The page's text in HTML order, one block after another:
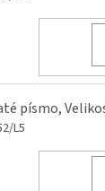
písmo,
L5